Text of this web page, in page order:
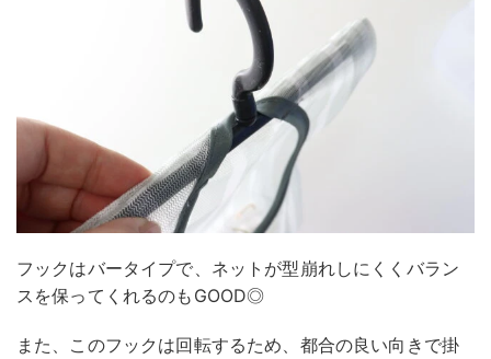
フックはバータイプで、ネットが型崩れしにくくバラン
スを保ってくれるのもGOOD◎
また、このフックは回転するため、都合の良い向きで掛